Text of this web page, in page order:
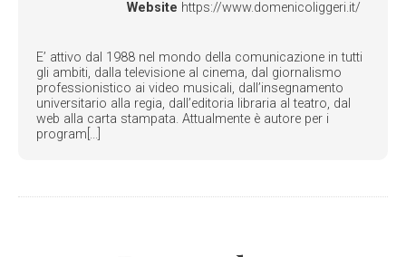
Website https://www.domenicoliggeri.it/
E’ attivo dal 1988 nel mondo della comunicazione in tutti
gli ambiti, dalla televisione al cinema, dal giornalismo
professionistico ai video musicali, dall’insegnamento
universitario alla regia, dall’editoria libraria al teatro, dal
web alla carta stampata. Attualmente è autore per i
program[...]